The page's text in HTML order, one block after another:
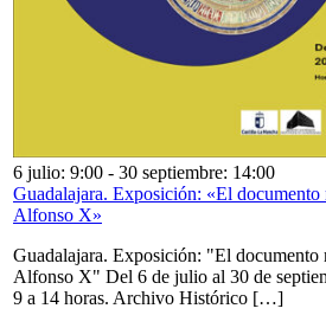
6 julio: 9:00 - 30 septiembre: 14:00
Guadalajara. Exposición: «El
Alfonso X»
Guadalajara. Exposición: "El documento
Alfonso X" Del 6 de julio al 30 de
9 a 14 horas. Archivo Histórico […]